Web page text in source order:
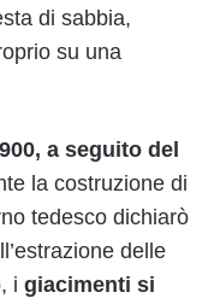
di sabbia,
su una
a seguito del
la costruzione di
tedesco dichiarò
delle
i giacimenti si